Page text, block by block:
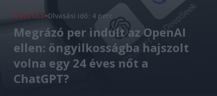
KÜLFÖLD Olvasási idő: 4 perc
Megrázó per indult az OpenAI
ellen: öngyilkosságba hajszolt
volna egy 24 éves nőt a
ChatGPT?